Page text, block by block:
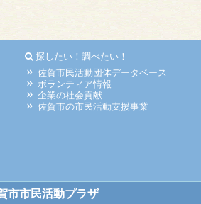
探したい！調べたい！
佐賀市民活動団体データベース
ボランティア情報
企業の社会貢献
佐賀市の市民活動支援事業
市市民活動プラザ